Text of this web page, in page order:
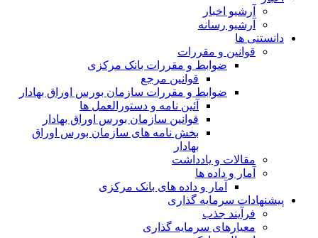
آرشیو اخبار
آرشیو رسانه
دانستنی ها
قوانین و مقررات
ضوابط و مقررات بانک مرکزی
قوانين مرجع
ضوابط و مقررات سازمان بورس اوراق بهادار
آئین نامه و دستورالعمل ها
قوانین سازمان بورس اوراق بهادار
بخش نامه های سازمان بورس اوراق
بهادار
مقالات و یادداشت
آمار و داده ها
آمار و داده های بانک مرکزی
پیشنهادات سرمایه گذاری
فرآیند جذب
معیارهای سرمایه گذاری